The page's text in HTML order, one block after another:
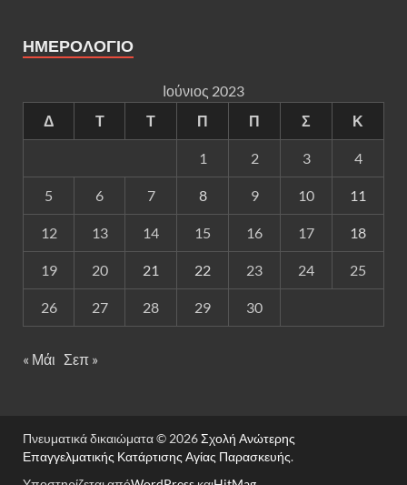
ΗΜΕΡΟΛΟΓΙΟ
Ιούνιος 2023
Δ
Τ Τ Π Π Σ Κ
1 2 3 4
5 6 7 8 9 10 11
12 13 14 15 16 17 18
19 20 21 22 23 24 25
26 27 28 29 30
« Μάι Σεπ »
Πνευματικά δικαιώματα © 2026Σχολή Ανώτερης
Επαγγελματικής Κατάρτισης Αγίας Παρασκευής.